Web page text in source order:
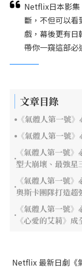
Netflix日本影集
斷，不但可以
戲，幕後更有日
帶你一窺這部必
文章目錄
《氣體人第一號
《氣體人第一號
《氣體人第一號
型大崩壞、最強星
《氣體人第一號
奧斯卡團隊打造超
《氣體人第一號
《心愛的艾莉》
Netflix 最新日劇《